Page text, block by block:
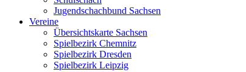
Jugendschachbund Sachsen
Vereine
Übersichtskarte Sachsen
Spielbezirk Chemnitz
Spielbezirk Dresden
Spielbezirk Leipzig